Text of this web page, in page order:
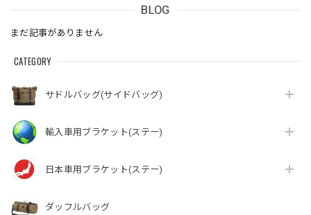
CATEGORY
サドルバッグ(サイドバッグ)
輸入車用ブラケット(ステー)
日本車用ブラケット(ステー)
ダッフルバッグ
BLOG
まだ記事がありません